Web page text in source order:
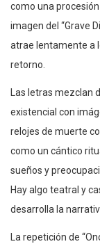
como una
imagen del “Grave
atrae lentamente a
retorno.
Las letras mezclan
existencial con
relojes de muerte
como un cántico
sueños y
Hay algo teatral y
desarrolla la
La repetición de